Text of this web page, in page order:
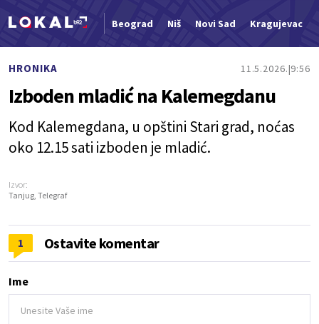
Beograd Niš Novi Sad Kragujevac
HRONIKA 11.5.2026. 9:56
Izboden mladić na Kalemegdanu
Kod Kalemegdana, u opštini Stari grad, noćas
oko 12.15 sati izboden je mladić.
Izvor:
Tanjug, Telegraf
1 Ostavite komentar
Ime